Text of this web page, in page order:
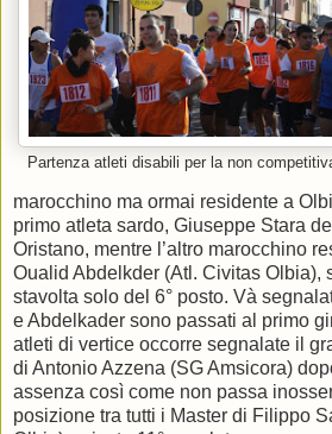
Partenza atleti disabili per la non
marocchino ma ormai residente a
primo atleta sardo, Giuseppe Stara
Oristano, mentre l’altro marocchino
Oualid Abdelkder (Atl. Civitas Olbia),
stavolta solo del 6° posto. Và
e Abdelkader sono passati al primo
atleti di vertice occorre segnalate il
di Antonio Azzena (SG Amsicora)
assenza così come non passa
posizione tra tutti i Master di Filippo